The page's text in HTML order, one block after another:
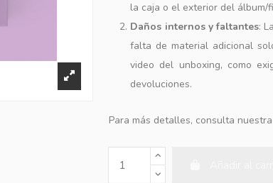
la caja o el exterior del álbum/
Daños internos y faltantes:
falta de material adicional
video del unboxing, como
devoluciones.
Para más detalles, consulta nuestra